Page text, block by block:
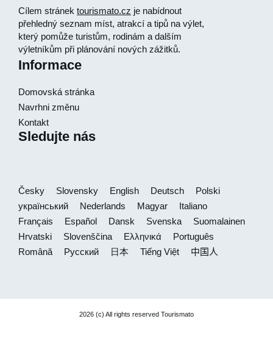
Cílem stránek tourismato.cz je nabídnout
přehledný seznam míst, atrakcí a tipů na výlet,
který pomůže turistům, rodinám a dalším
výletníkům při plánování nových zážitků.
Informace
Domovská stránka
Navrhni změnu
Kontakt
Sledujte nás
Česky Slovensky English Deutsch
Polski
український
Nederlands Magyar
Italiano
Français
Español Dansk Svenska
Suomalainen
Hrvatski
Slovenščina Ελληνικά
Português
Română
Русский 日本 Tiếng Việt 中国人
2026 (c) All rights reserved Tourismato